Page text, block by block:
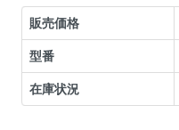
販売価格
型番
在庫状況